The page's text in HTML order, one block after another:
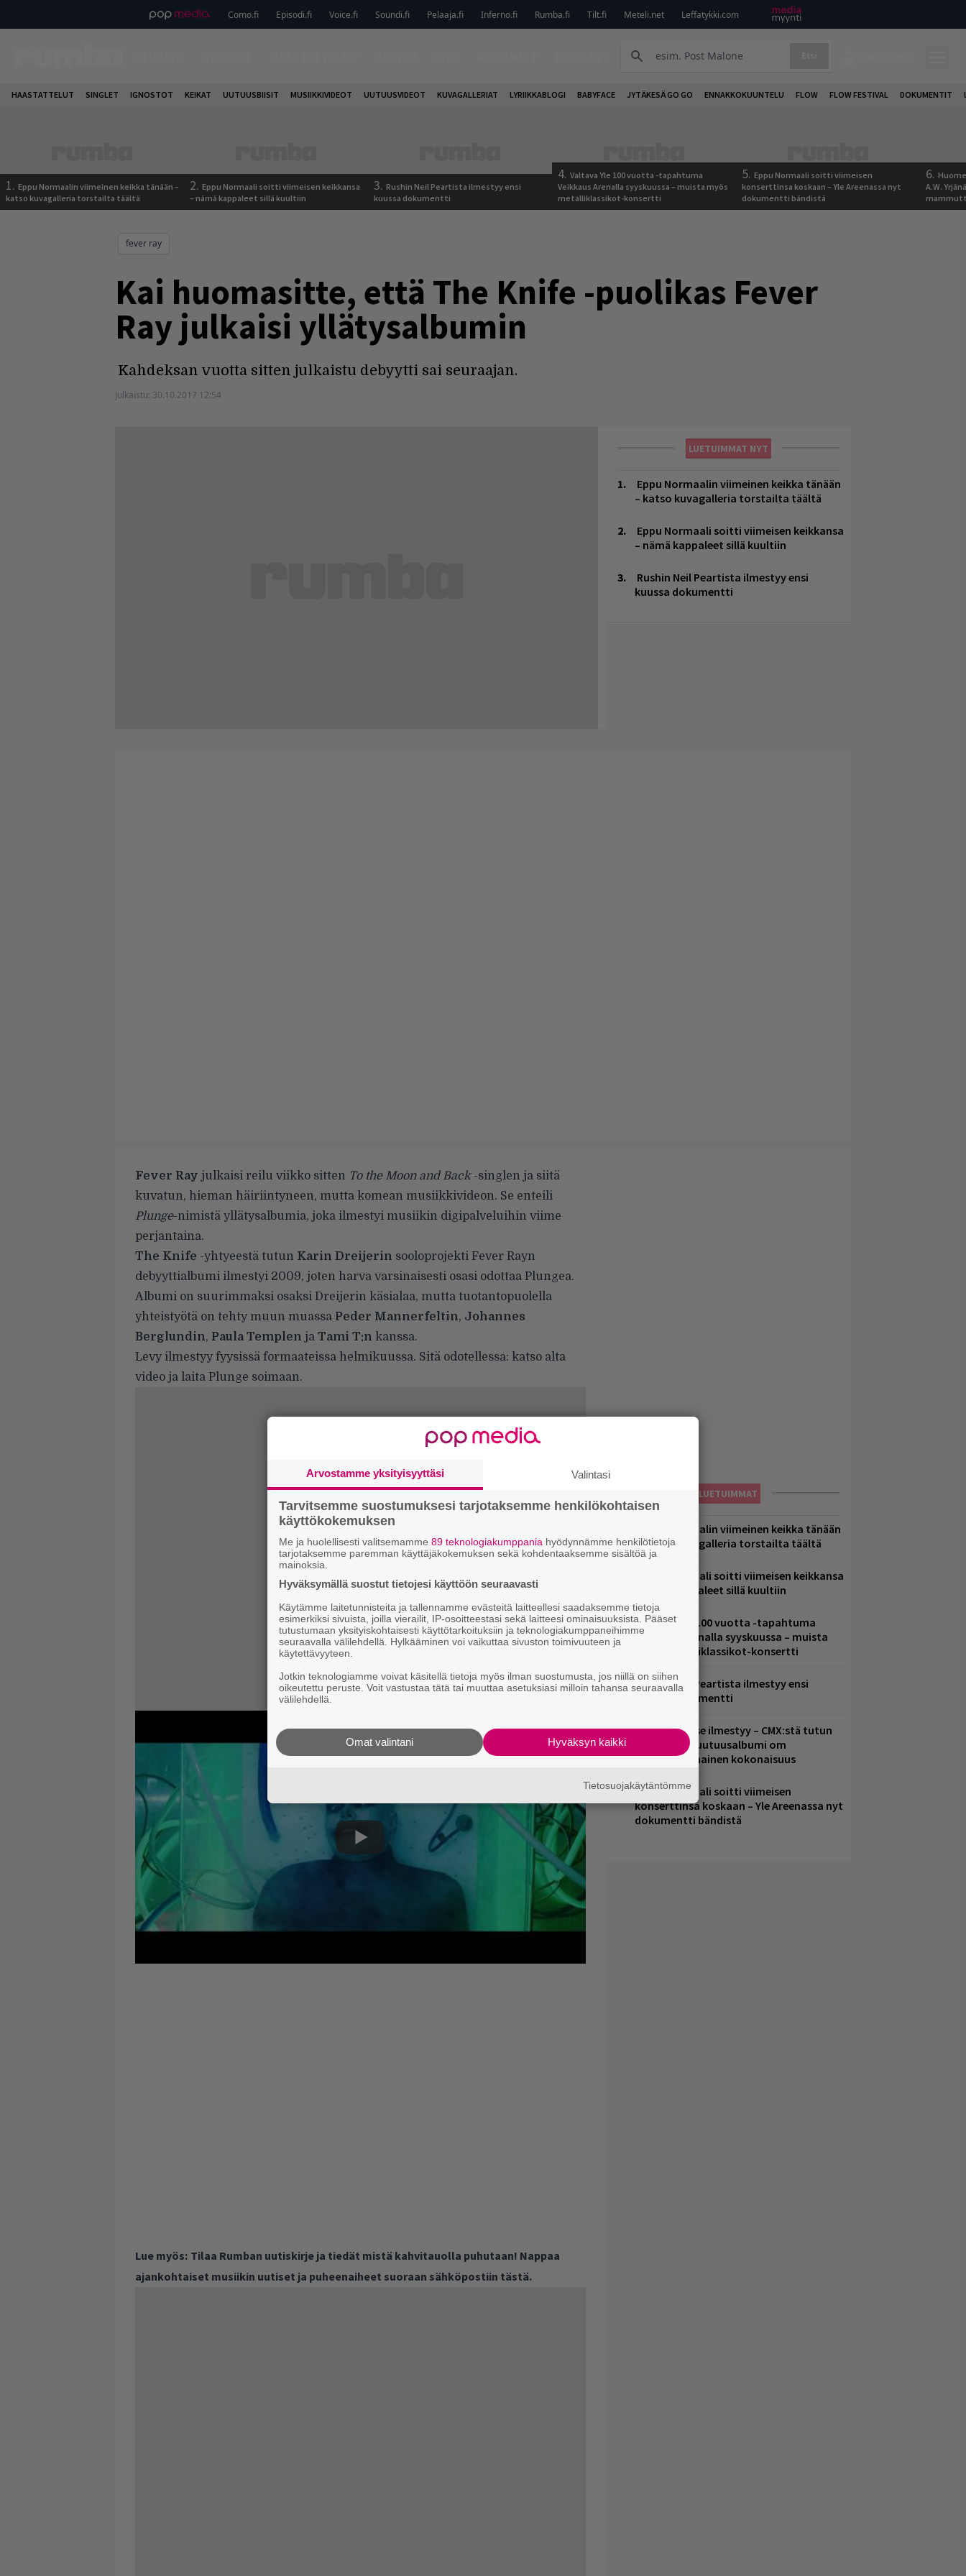
Como.fi Episodi.fi Voice.fi Soundi.fi Pelaaja.fi Inferno.fi Rumba.fi Tilt.fi Meteli.net Leffatykki.com
HAASTATTELUT SINGLET IGNOSTOT KEIKAT UUTUUSBIISIT MUSIIKKIVIDEOT UUTUUSVIDEOT KUVAGALLERIAT LYRIIKKABLOGI BABYFACE JYTÄKESÄ GO GO ENNAKKOKUUNTELU FLOW FLOW FESTIVAL DOKUMENTIT
1. Eppu Normaalin viimeinen keikka tänään –
katso kuvagalleria torstailta täältä
2. Eppu Normaali soitti viimeisen keikkansa
– nämä kappaleet sillä kuultiin
3. Rushin Neil Peartista ilmestyy ensi
kuussa dokumentti
4. Valtava Yle 100 vuotta -tapahtuma
Veikkaus Arenalla syyskuussa – muista myös
metalliklassikot-konsertti
5. Eppu Normaali soitti viimeisen
konserttinsa koskaan – Yle Areenassa nyt
dokumentti bändistä
6.
A.W.
fever ray
Kai huomasitte, että The Knife -puolikas Fever
Ray julkaisi yllätysalbumin
Kahdeksan vuotta sitten julkaistu debyytti sai seuraajan.
Julkaistu: 30.10.2017 12:54
LUETUIMMAT NYT
Eppu Normaalin viimeinen keikka tänään
– katso kuvagalleria torstailta täältä
Eppu Normaali soitti viimeisen keikkansa
– nämä kappaleet sillä kuultiin
Rushin Neil Peartista ilmestyy ensi
kuussa dokumentti
Fever Ray julkaisi reilu viikko sitten To the Moon and Back-singlen ja siitä
kuvatun, hieman häiriintyneen, mutta komean musiikkivideon. Se enteili
Plunge-nimistä yllätysalbumia, joka ilmestyi musiikin digipalveluihin viime
perjantaina.
The Knife -yhtyeestä tutun Karin Dreijerin sooloprojekti Fever Rayn
debyyttialbumi ilmestyi 2009, joten harva varsinaisesti osasi odottaa Plungea.
Albumi on suurimmaksi osaksi Dreijerin käsialaa, mutta tuotantopuolella
yhteistyötä on tehty muun muassa Peder Mannerfeltin, Johannes
Berglundin, Paula Templen ja Tami T:n kanssa.
Levy ilmestyy fyysissä formaateissa helmikuussa. Sitä odotellessa: katso alta
video ja laita Plunge soimaan.
Lue myös: Tilaa Rumban uutiskirje ja tiedät mistä kahvitauolla puhutaan! Nappaa
ajankohtaiset musiikin uutiset ja puheenaiheet suoraan sähköpostiin tästä.
LUETUIMMAT
Eppu Normaalin viimeinen keikka tänään
– katso kuvagalleria torstailta täältä
Eppu Normaali soitti viimeisen keikkansa
– nämä kappaleet sillä kuultiin
Valtava Yle 100 vuotta -tapahtuma
Veikkaus Arenalla syyskuussa – muista
myös metalliklassikot-konsertti
Rushin Neil Peartista ilmestyy ensi
kuussa dokumentti
Huomenna se ilmestyy – CMX:stä tutun
A.W. Yrjänän uutuusalbumi om
mammuttimainen kokonaisuus
Eppu Normaali soitti viimeisen
konserttinsa koskaan – Yle Areenassa nyt
dokumentti bändistä
Arvostamme yksityisyyttäsi Valintasi
Tarvitsemme suostumuksesi tarjotaksemme henkilökohtaisen
käyttökokemuksen
Me ja huolellisesti valitsemamme 89 teknologiakumppania hyödynnämme henkilötietoja
tarjotaksemme paremman käyttäjäkokemuksen sekä kohdentaaksemme sisältöä ja
mainoksia.
Hyväksymällä suostut tietojesi käyttöön seuraavasti
Käytämme laitetunnisteita ja tallennamme evästeitä laitteellesi saadaksemme tietoja
esimerkiksi sivuista, joilla vierailit, IP-osoitteestasi sekä laitteesi ominaisuuksista. Pääset
tutustumaan yksityiskohtaisesti käyttötarkoituksiin ja teknologiakumppaneihimme
seuraavalla välilehdellä. Hylkääminen voi vaikuttaa sivuston toimivuuteen ja
käytettävyyteen.
Jotkin teknologiamme voivat käsitellä tietoja myös ilman suostumusta, jos niillä on siihen
oikeutettu peruste. Voit vastustaa tätä tai muuttaa asetuksiasi milloin tahansa seuraavalla
välilehdellä.
Hyväksyn kaikki
Omat valintani
Tietosuojakäytäntömme